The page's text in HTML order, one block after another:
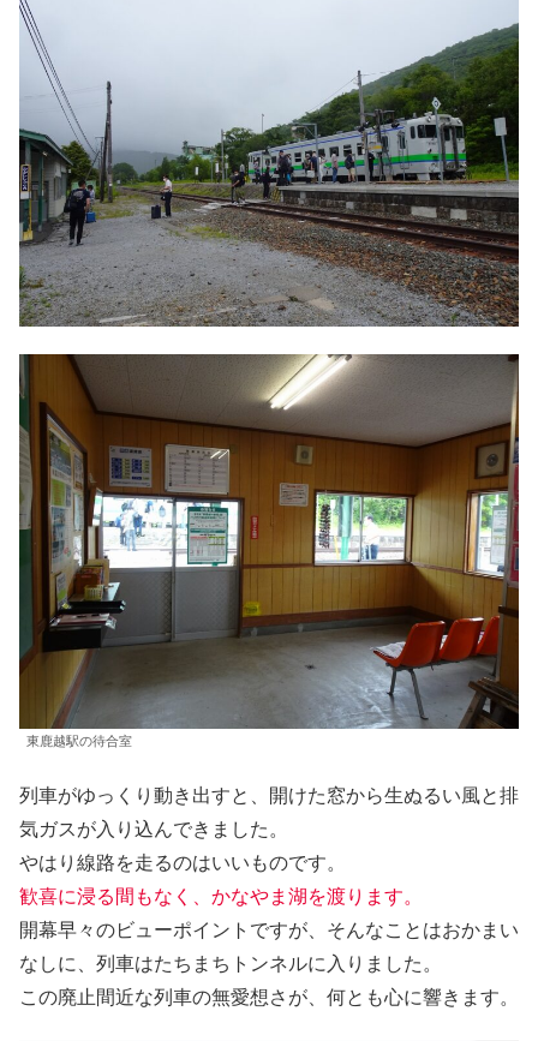
東鹿越駅の待合室
列車がゆっくり動き出すと、開けた窓から生ぬるい風と排
気ガスが入り込んできました。
やはり線路を走るのはいいものです。
歓喜に浸る間もなく、かなやま湖を渡ります。
開幕早々のビューポイントですが、そんなことはおかまい
なしに、列車はたちまちトンネルに入りました。
この廃止間近な列車の無愛想さが、何とも心に響きます。